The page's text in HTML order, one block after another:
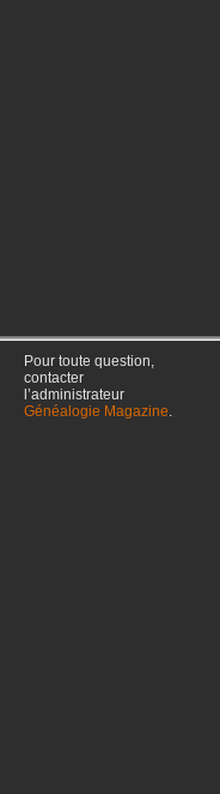
Pour toute question,
contacter
l’administrateur
Généalogie Magazine.